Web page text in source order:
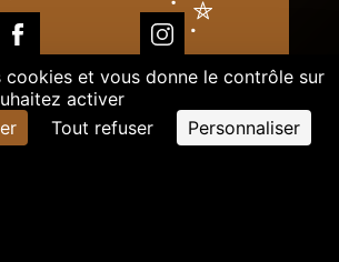
Facebook Instagram
cookies et vous donne le contrôle sur
activer
Tout refuser Personnaliser